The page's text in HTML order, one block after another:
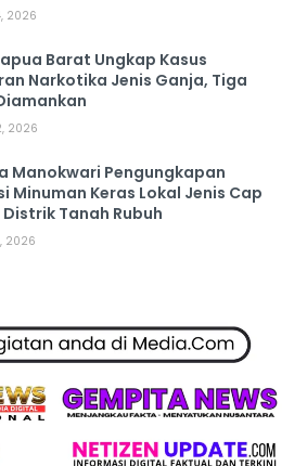
2026
Barat Ungkap Kasus
Narkotika Jenis Ganja, Tiga
2026
Manokwari Pengungkapan
Minuman Keras Lokal Jenis Cap
Distrik Tanah Rubuh
2026